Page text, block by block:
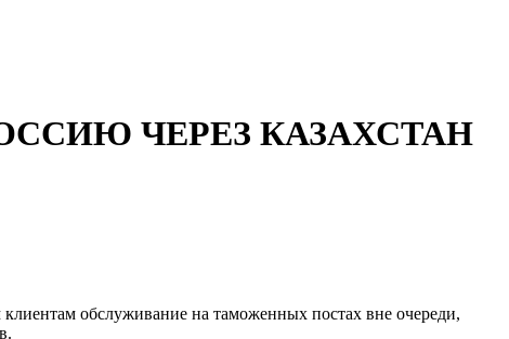
ЧЕРЕЗ КАЗАХСТАН
клиентам обслуживание на таможенных постах вне очереди,